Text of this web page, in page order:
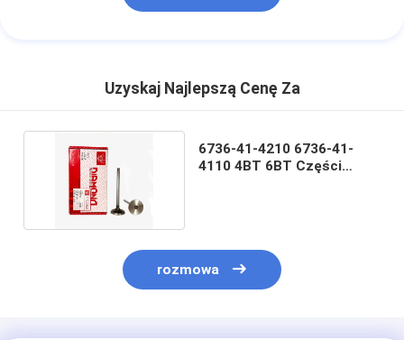
Uzyskaj Najlepszą Cenę Za
6736-41-4210 6736-41-
4110 4BT 6BT Części
rozmowa